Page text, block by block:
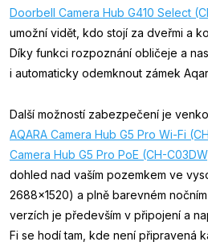
Doorbell Camera Hub G410 Select
umožní vidět, kdo stojí za dveřmi a
Díky funkci rozpoznání obličeje a
i automaticky odemknout zámek
Další možností zabezpečení je
AQARA Camera Hub G5 Pro Wi-Fi
Camera Hub G5 Pro PoE (CH-
dohled nad vaším pozemkem ve
2688×1520) a plně barevném
verzích je především v připojení a
Fi se hodí tam, kde není připravená